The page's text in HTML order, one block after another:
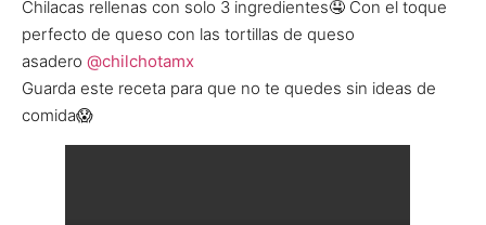
Chilacas rellenas con solo 3 ingredientes🤤 Con el toque
perfecto de queso con las tortillas de queso
asadero @chilchotamx
Guarda este receta para que no te quedes sin ideas de
comida😱